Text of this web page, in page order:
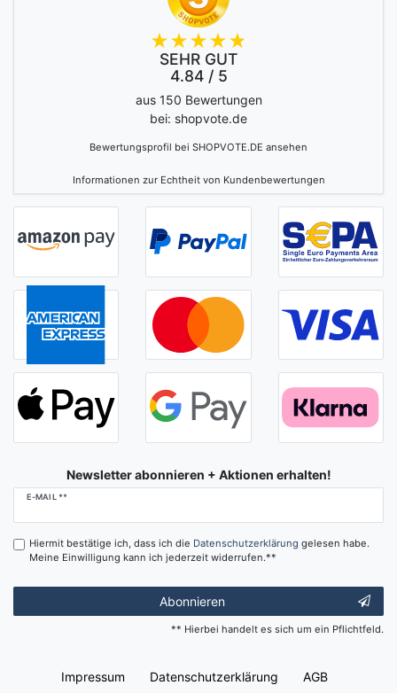
SEHR GUT
4.84 / 5
aus 150 Bewertungen
bei: shopvote.de
Bewertungsprofil bei SHOPVOTE.DE ansehen
Informationen zur Echtheit von Kundenbewertungen
Newsletter abonnieren + Aktionen erhalten!
E-MAIL **
Newsletter
Hiermit bestätige ich, dass ich die Daten­schutz­erklärung gelesen habe.
Meine Einwilligung kann ich jederzeit widerrufen.**
Abonnieren
** Hierbei handelt es sich um ein Pflichtfeld.
Impressum Daten­schutz­erklärung AGB